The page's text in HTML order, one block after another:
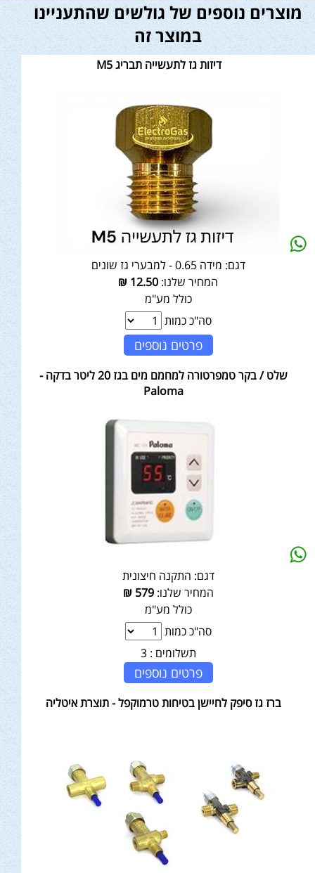
מוצרים נוספים של גולשים שהתעניינו
במוצר זה
דיזות גז לתעשייה תבריג M5
דגם: מידה 0.65 - למבערי גז שונים
המחיר שלנו: 12.50
₪
כולל מע"מ
סה"כ כמות
פרטים נוספים
שלט / בקר טמפרטורה למחמם מים בגז 20 ליטר בדקה -
Paloma
דגם: התקנה חיצונית
המחיר שלנו:579
₪
כולל מע"מ
סה"כ כמות
תשלומים : 3
פרטים נוספים
ברז גז סיפק לחיישן בטיחות טרמוקפל - תוצרת איטליה